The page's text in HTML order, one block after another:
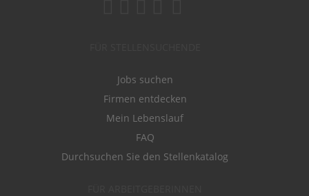
Jobs suchen
Firmen entdecken
Mein Lebenslauf
FAQ
Durchsuchen Sie den Stellenkatalog